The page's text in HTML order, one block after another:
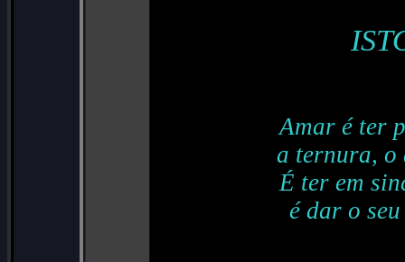
Amar é ter
a ternura, o
É ter em
é dar o